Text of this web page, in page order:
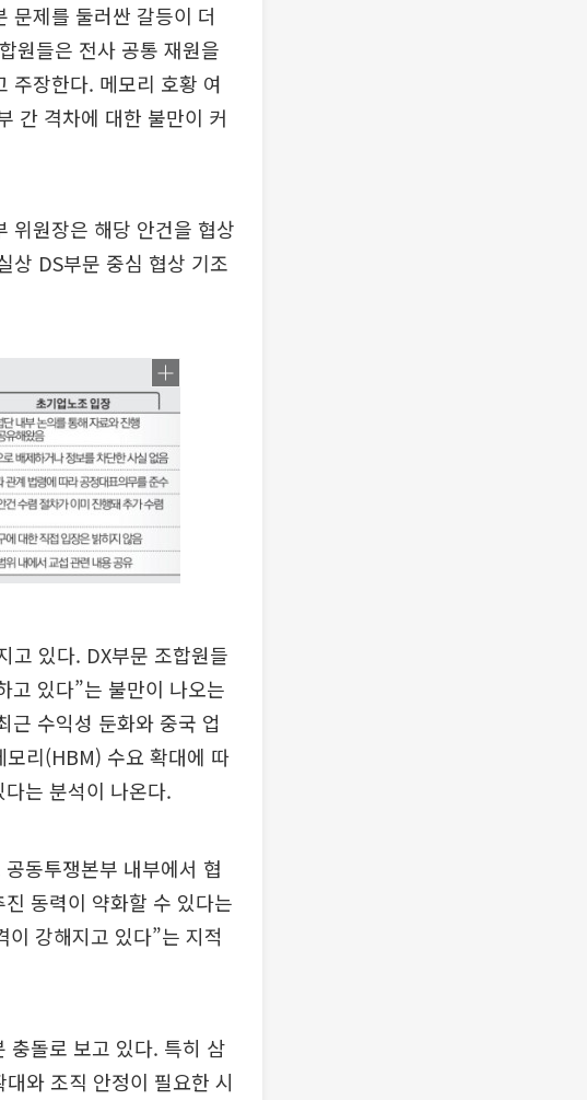
문제를 둘러싼 갈등이 더
원들은 전사 공통 재원을
주장한다. 메모리 호황 여
간 격차에 대한 불만이 커
위원장은 해당 안건을 협상
상 DS부문 중심 협상 기조
고 있다. DX부문 조합원들
고 있다”는 불만이 나오는
근 수익성 둔화와 중국 업
리(HBM) 수요 확대에 따
는 분석이 나온다.
동투쟁본부 내부에서 협
동력이 약화할 수 있다는
강해지고 있다”는 지적
충돌로 보고 있다. 특히 삼
와 조직 안정이 필요한 시